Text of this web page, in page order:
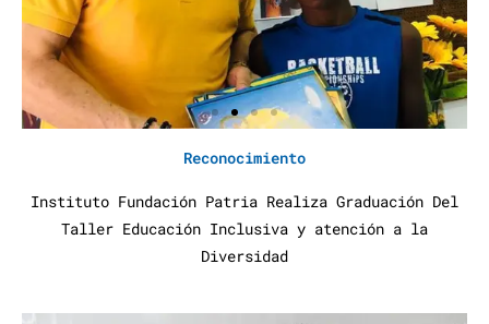
Reconocimiento
Instituto Fundación Patria Realiza Graduación Del
Taller Educación Inclusiva y atención a la
Diversidad